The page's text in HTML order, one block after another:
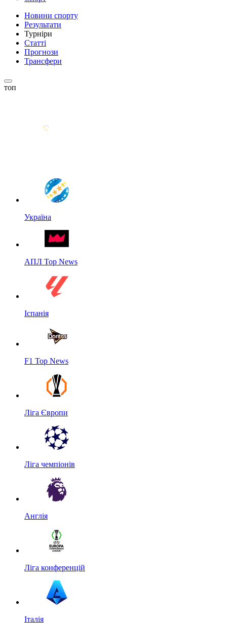
Новини спорту
Результати
Турніри
Статті
Прогнози
Трансфери
топ
Україна
АПЛ Top News
Іспанія
F1 Top News
Ліга Європи
Ліга чемпіонів
Англія
Ліга конференцій
Італія